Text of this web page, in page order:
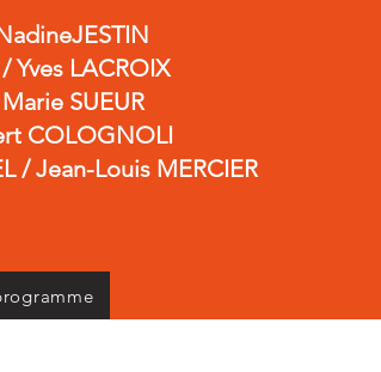
Yves LACROIX
SUEUR
COLOGNOLI
/ Jean-Louis MERCIER